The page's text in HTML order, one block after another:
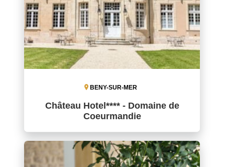
BENY-SUR-MER
Château Hotel**** - Domaine de
Coeurmandie